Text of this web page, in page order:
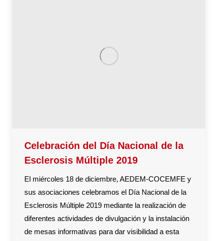
Celebración del Día Nacional de la
Esclerosis Múltiple 2019
El miércoles 18 de diciembre, AEDEM-COCEMFE y
sus asociaciones celebramos el Día Nacional de la
Esclerosis Múltiple 2019 mediante la realización de
diferentes actividades de divulgación y la instalación
de mesas informativas para dar visibilidad a esta